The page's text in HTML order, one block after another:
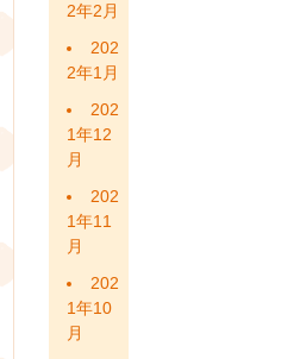
2年2月
202
2年1月
202
1年12
月
202
1年11
月
202
1年10
月